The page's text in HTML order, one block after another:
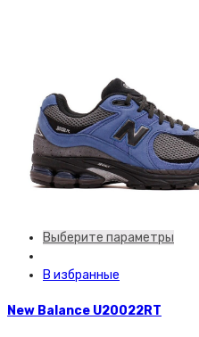
Выберите параметры
В избранные
New Balance U20022RT